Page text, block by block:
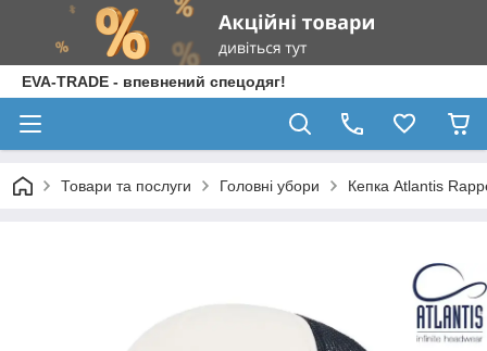
EVA-TRADE - впевнений спецодяг!
Товари та послуги Головні убори Кепка Atlantis